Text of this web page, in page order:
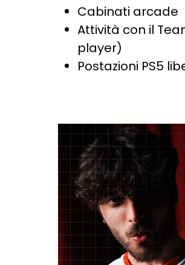
Cabinati arcade
Attività con il
player)
Postazioni PS5